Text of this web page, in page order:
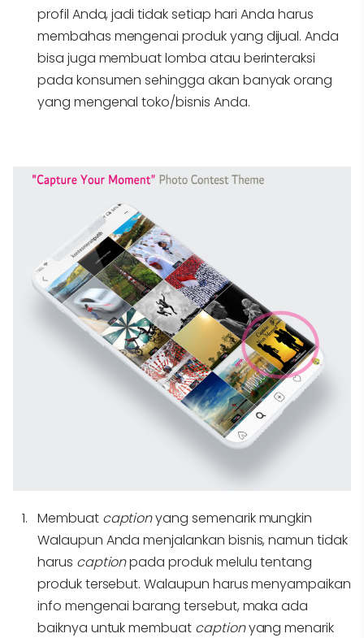
profil Anda, jadi tidak setiap hari Anda harus
membahas mengenai produk yang dijual. Anda
bisa juga membuat lomba atau berinteraksi
pada konsumen sehingga akan banyak orang
yang mengenal toko/bisnis Anda.
Membuat captionyang semenarik mungkin
Walaupun Anda menjalankan bisnis, namun tidak
harus captionpada produk melulu tentang
produk tersebut. Walaupun harus menyampaikan
info mengenai barang tersebut, maka ada
baiknya untuk membuat captionyang menarik